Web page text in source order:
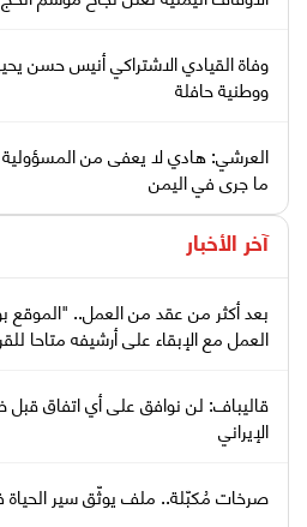
وفاة القيادي الاشتراكي أنيس حسن
ووطنية حافلة
العرشي: هادي لا يعفى من
ما جرى في اليمن
آخر الأخبار
بعد أكثر من عقد من العمل..
العمل مع الإبقاء على أرشيفه متاحا
قاليباف: لن نوافق على أي اتفاق
الإيراني
صرخات مُكبّلة.. ملف يوثّق سير الحياة